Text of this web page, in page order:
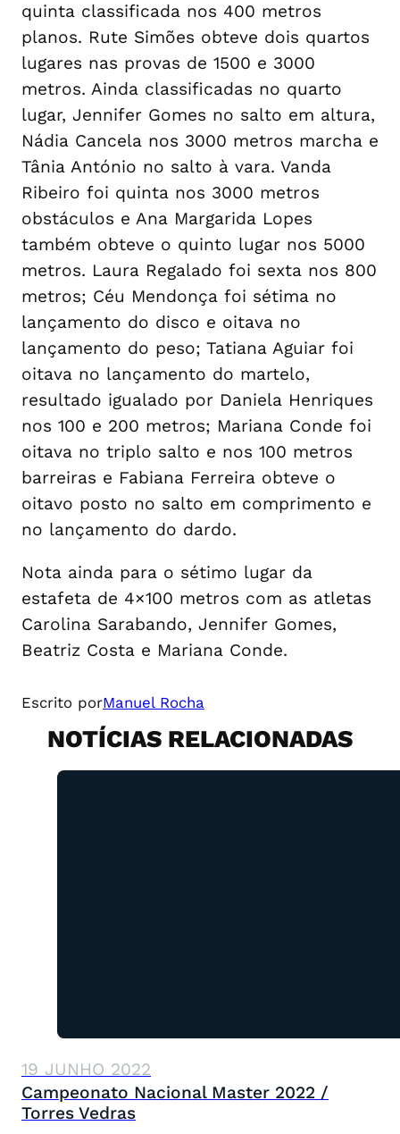
quinta classificada nos 400 metros
planos. Rute Simões obteve dois quartos
lugares nas provas de 1500 e 3000
metros. Ainda classificadas no quarto
lugar, Jennifer Gomes no salto em altura,
Nádia Cancela nos 3000 metros marcha e
Tânia António no salto à vara. Vanda
Ribeiro foi quinta nos 3000 metros
obstáculos e Ana Margarida Lopes
também obteve o quinto lugar nos 5000
metros. Laura Regalado foi sexta nos 800
metros; Céu Mendonça foi sétima no
lançamento do disco e oitava no
lançamento do peso; Tatiana Aguiar foi
oitava no lançamento do martelo,
resultado igualado por Daniela Henriques
nos 100 e 200 metros; Mariana Conde foi
oitava no triplo salto e nos 100 metros
barreiras e Fabiana Ferreira obteve o
oitavo posto no salto em comprimento e
no lançamento do dardo.
Nota ainda para o sétimo lugar da
estafeta de 4×100 metros com as atletas
Carolina Sarabando, Jennifer Gomes,
Beatriz Costa e Mariana Conde.
Escrito porManuel Rocha
NOTÍCIAS RELACIONADAS
19 JUNHO 2022
Campeonato Nacional Master 2022 /
Torres Vedras